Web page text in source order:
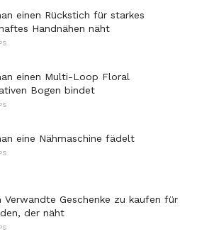
einen Rückstich für starkes
Handnähen näht
einen Multi-Loop Floral
Bogen bindet
eine Nähmaschine fädelt
Verwandte Geschenke zu kaufen für
der näht